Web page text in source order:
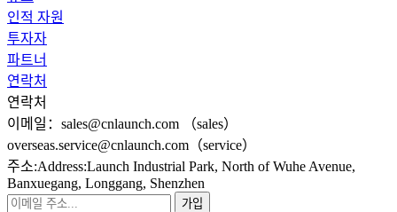
인적 자원
투자자
파트너
연락처
연락처
이메일：sales@cnlaunch.com （sales）
overseas.service@cnlaunch.com（service）
주소:Address:Launch Industrial Park, North of Wuhe Avenue,
Banxuegang, Longgang, Shenzhen